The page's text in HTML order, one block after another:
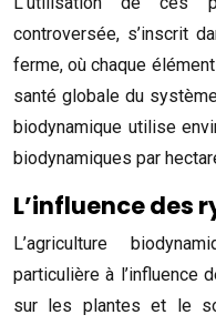
controversée, s’inscrit
ferme, où chaque
santé globale du
biodynamique utilise
biodynamiques par
L’influence des
L’agriculture
particulière à l’influence
sur les plantes et le